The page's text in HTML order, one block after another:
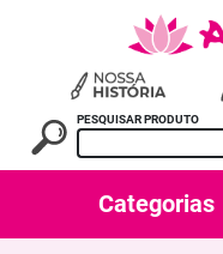
PESQUISAR PRODUTO
Categorias